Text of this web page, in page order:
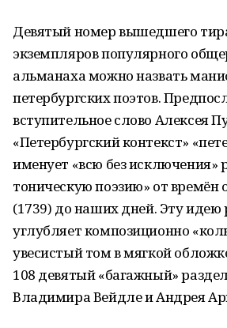
Девятый номер вышедшего
экземпляров популярного
альманаха можно назвать
петербургских поэтов.
вступительное слово Алексея
«Петербургский контекст»
именует «всю без исключения»
тоническую поэзию» от времён
(1739) до наших дней. Эту идею
углубляет композиционно
увесистый том в мягкой
108 девятый «багажный»
Владимира Вейдле и Андрея